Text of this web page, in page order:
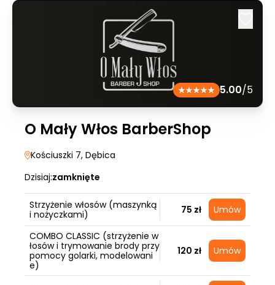
5.00/5
O Mały Włos BarberShop
Kościuszki 7, Dębica
Dzisiaj:zamknięte
Strzyżenie włosów (maszynką
i nożyczkami)
75 zł Umów
COMBO CLASSIC (strzyżenie w
łosów i trymowanie brody przy
pomocy golarki, modelowani
e)
120 zł Umów